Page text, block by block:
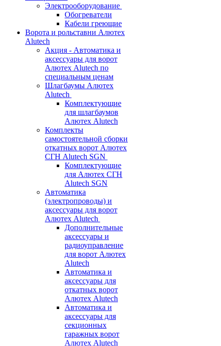
Электрооборудование
Обогреватели
Кабели греющие
Ворота и рольставни Алютех
Alutech
Акция - Автоматика и
аксессуары для ворот
Алютех Alutech по
специальным ценам
Шлагбаумы Алютех
Alutech
Комплектующие
для шлагбаумов
Алютех Alutech
Комплекты
самостоятельной сборки
откатных ворот Алютех
СГН Alutech SGN
Комплектующие
для Алютех СГН
Alutech SGN
Автоматика
(электропроводы) и
аксессуары для ворот
Алютех Alutech
Дополнительные
аксессуары и
радиоуправление
для ворот Алютех
Alutech
Автоматика и
аксессуары для
откатных ворот
Алютех Alutech
Автоматика и
аксессуары для
секционных
гаражных ворот
Алютех Alutech